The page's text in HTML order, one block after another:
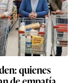
quienes